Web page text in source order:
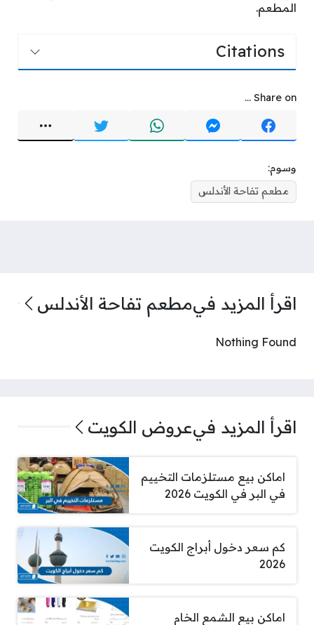
المطعم.
Citations
Share on ...
وسوم:
مطعم تفاحة الأندلس
اقرأ المزيد فيمطعم تفاحة الأندلس
Nothing Found
اقرأ المزيد فيعروض الكويت
اماكن بيع مستلزمات التخييم
في البر في الكويت 2026
كم سعر دخول أبراج الكويت
2026
اماكن بيع الشمع الخام